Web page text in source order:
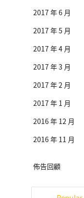
2017 年 6 月
2017 年 5 月
2017 年 4 月
2017 年 3 月
2017 年 2 月
2017 年 1 月
2016 年 12 月
2016 年 11 月
佈告回顧